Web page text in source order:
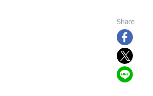
Share